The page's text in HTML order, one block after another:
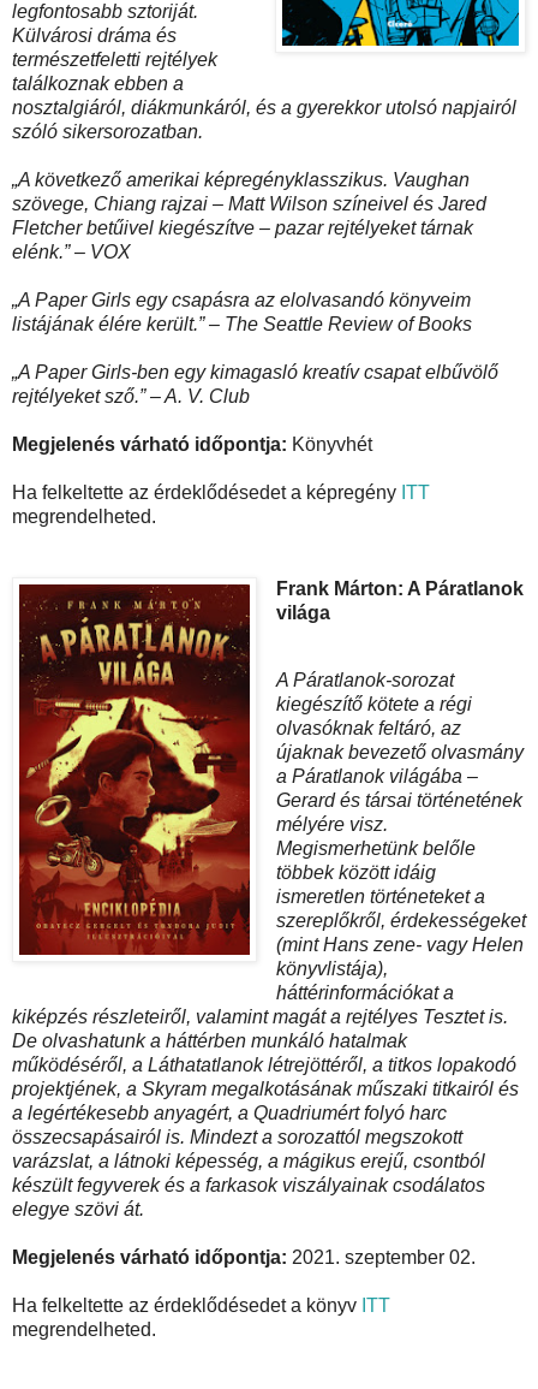
legfontosabb sztoriját.
Külvárosi dráma és
természetfeletti rejtélyek
találkoznak ebben a
nosztalgiáról, diákmunkáról, és a gyerekkor utolsó napjairól
szóló sikersorozatban.
„A következő amerikai képregényklasszikus. Vaughan
szövege, Chiang rajzai – Matt Wilson színeivel és Jared
Fletcher betűivel kiegészítve – pazar rejtélyeket tárnak
elénk.”– VOX
„A Paper Girls egy csapásra az elolvasandó könyveim
listájának élére került.”– The Seattle Review of Books
„A Paper Girls-ben egy kimagasló kreatív csapat elbűvölő
rejtélyeket sző.”– A. V. Club
Megjelenés várható időpontja: Könyvhét
Ha felkeltette az érdeklődésedet a képregény ITT
megrendelheted.
Frank Márton: A Páratlanok
világa
A Páratlanok-sorozat
kiegészítő kötete a régi
olvasóknak feltáró, az
újaknak bevezető olvasmány
a Páratlanok világába –
Gerard és társai történetének
mélyére visz.
Megismerhetünk belőle
többek között idáig
ismeretlen történeteket a
szereplőkről, érdekességeket
(mint Hans zene- vagy Helen
könyvlistája),
háttérinformációkat a
kiképzés részleteiről, valamint magát a rejtélyes Tesztet is.
De olvashatunk a háttérben munkáló hatalmak
működéséről, a Láthatatlanok létrejöttéről, a titkos lopakodó
projektjének, a Skyram megalkotásának műszaki titkairól és
a legértékesebb anyagért, a Quadriumért folyó harc
összecsapásairól is. Mindezt a sorozattól megszokott
varázslat, a látnoki képesség, a mágikus erejű, csontból
készült fegyverek és a farkasok viszályainak csodálatos
elegye szövi át.
Megjelenés várható időpontja: 2021. szeptember 02.
Ha felkeltette az érdeklődésedet a könyv ITT
megrendelheted.